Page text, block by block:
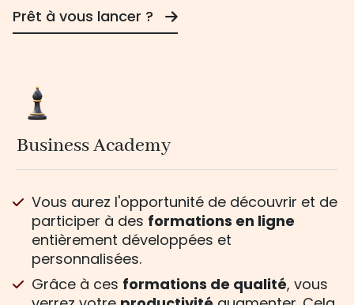
Prêt à vous lancer ?
Business Academy
Vous aurez l'opportunité de découvrir et de
participer à des formations en ligne
entièrement développées et
personnalisées.
Grâce à ces formations de qualité, vous